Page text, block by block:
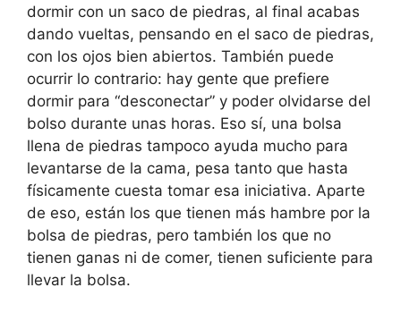
dormir con un saco de piedras, al final acabas
dando vueltas, pensando en el saco de piedras,
con los ojos bien abiertos. También puede
ocurrir lo contrario: hay gente que prefiere
dormir para “desconectar” y poder olvidarse del
bolso durante unas horas. Eso sí, una bolsa
llena de piedras tampoco ayuda mucho para
levantarse de la cama, pesa tanto que hasta
físicamente cuesta tomar esa iniciativa. Aparte
de eso, están los que tienen más hambre por la
bolsa de piedras, pero también los que no
tienen ganas ni de comer, tienen suficiente para
llevar la bolsa.